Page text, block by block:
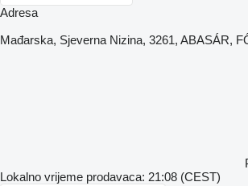
Adresa
Mađarska, Sjeverna Nizina, 3261, ABASÁR,
Lokalno vrijeme prodavaca: 21:08 (CEST)